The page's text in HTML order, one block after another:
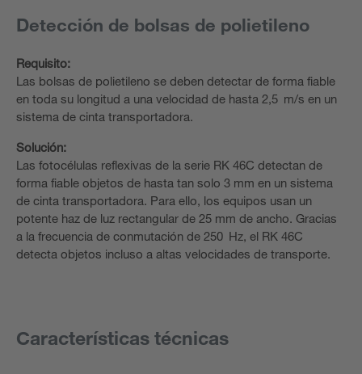
Detección de bolsas de polietileno
Requisito:
Las bolsas de polietileno se deben detectar de forma fiable
en toda su longitud a una velocidad de hasta 2,5 m/s en un
sistema de cinta transportadora.
Solución:
Las fotocélulas reflexivas de la serie RK 46C detectan de
forma fiable objetos de hasta tan solo 3 mm en un sistema
de cinta transportadora. Para ello, los equipos usan un
potente haz de luz rectangular de 25 mm de ancho. Gracias
a la frecuencia de conmutación de 250 Hz, el RK 46C
detecta objetos incluso a altas velocidades de transporte.
Características técnicas